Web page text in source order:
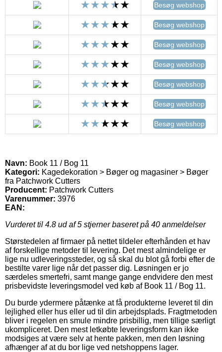
Besøg webshop
Besøg webshop
Besøg webshop
Besøg webshop
Besøg webshop
Besøg webshop
Besøg webshop
Navn: Book 11 / Bog 11
Kategori: Kagedekoration > Bøger og magasiner > Bøger
fra Patchwork Cutters
Producent: Patchwork Cutters
Varenummer: 3976
EAN:
Vurderet til 4.8 ud af 5 stjerner baseret på 40 anmeldelser
Størstedelen af firmaer på nettet tildeler efterhånden et hav
af forskellige metoder til levering. Det mest almindelige er
lige nu udleveringssteder, og så skal du blot gå forbi efter de
bestilte varer lige når det passer dig. Løsningen er jo
særdeles smertefri, samt mange gange endvidere den mest
prisbevidste leveringsmodel ved køb af Book 11 / Bog 11.
Du burde ydermere påtænke at få produkterne leveret til din
lejlighed eller hus eller ud til din arbejdsplads. Fragtmetoden
bliver i regelen en smule mindre prisbillig, men tillige særligt
ukompliceret. Den mest letkøbte leveringsform kan ikke
modsiges at være selv at hente pakken, men den løsning
afhænger af at du bor lige ved netshoppens lager.